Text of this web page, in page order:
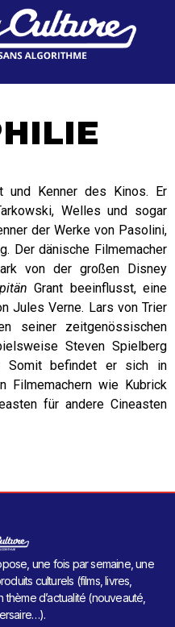
Kenner des Kinos. Er
Welles und sogar
der Werke von Pasolini,
Der dänische Filmemacher
von der großen Disney
Grant beeinflusst, eine
Jules Verne. Lars von Trier
seiner zeitgenössischen
Steven Spielberg
Somit befindet er sich in
Filmemachern wie Kubrick
für andere Cineasten
une fois par semaine, une
culturels (films, livres,
d’actualité (nouveauté,